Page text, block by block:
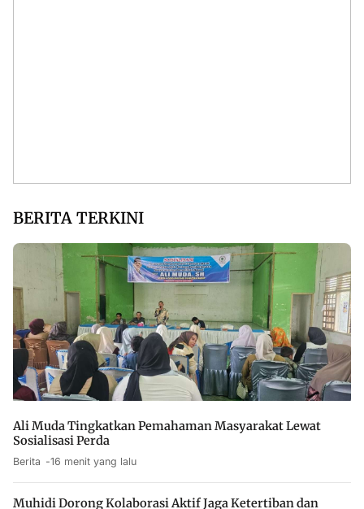
BERITA TERKINI
Ali Muda Tingkatkan Pemahaman Masyarakat Lewat
Sosialisasi Perda
Berita 16 menit yang lalu
Muhidi Dorong Kolaborasi Aktif Jaga Ketertiban dan